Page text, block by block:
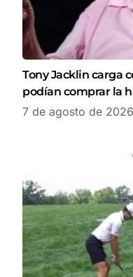
Tony Jacklin carga
podían comprar la
7 de agosto de 2026